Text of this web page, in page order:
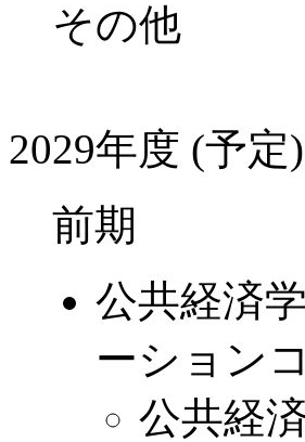
その他
2029年度 (予定)
前期
公共経済
ーション
公共経